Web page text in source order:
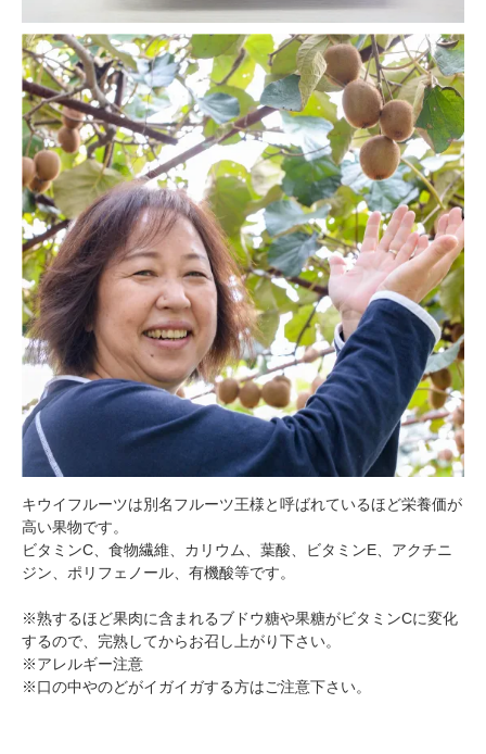
キウイフルーツは別名フルーツ王様と呼ばれているほど栄養価が
高い果物です。
ビタミンC、食物繊維、カリウム、葉酸、ビタミンE、アクチニ
ジン、ポリフェノール、有機酸等です。
※熟するほど果肉に含まれるブドウ糖や果糖がビタミンCに変化
するので、完熟してからお召し上がり下さい。
※アレルギー注意
※口の中やのどがイガイガする方はご注意下さい。